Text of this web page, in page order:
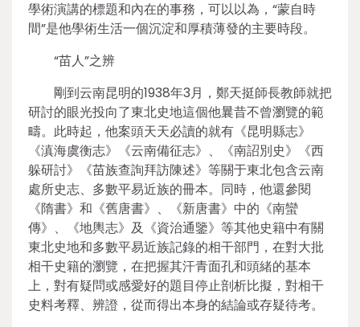
學術演講的標題和內在的事務，可以以為，“蒙自時
間”是他學術生活一個沉淀和厚積薄發的主要時段。
“苗人”之辨
剛到云南昆明的1938年3月，鄭天挺師長教師就把
研討的眼光投向了東北史地這個他曩昔不曾瀏覽的範
疇。此時起，他案頭天天必讀的就有《昆明縣志》
《滇海虞衡志》《云南備征志》、《南詔別史》《西
躲研討》《苗族查詢拜訪陳述》等關于東北包含云南
處所史志、多數平易近族的冊本。同時，他還參閱
《隋書》和《舊唐書》、《新唐書》中的《南蠻
傳》、《地輿志》及《資治通鑒》等其他史籍中有關
東北史地和多數平易近族記錄的相干部門，在對大批
相干史籍的瀏覽，在把握其汗青面孔和頭緒的基本
上，對有疑問或感愛好的題目停止剖析比擬，對相干
史料考釋、辨證，從而得出本身的結論或存疑待考。